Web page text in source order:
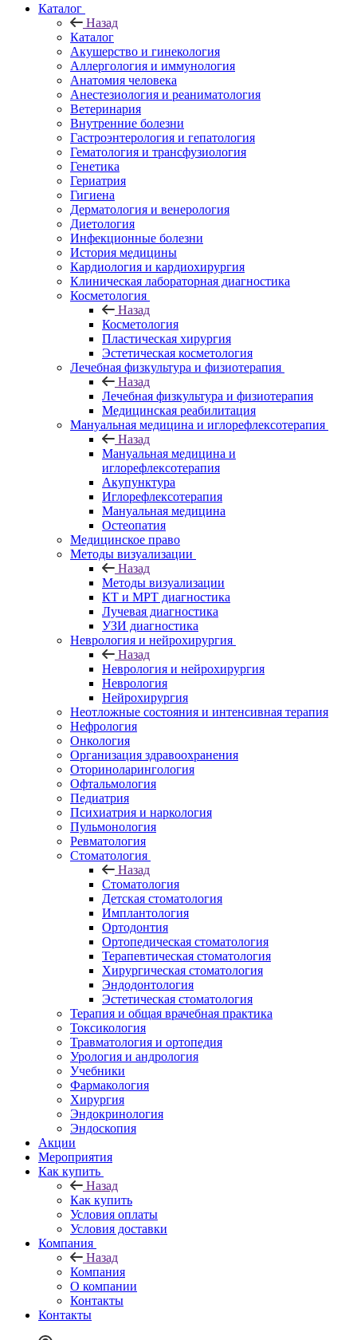
Каталог
Назад
Каталог
Акушерство и гинекология
Аллергология и иммунология
Анатомия человека
Анестезиология и реаниматология
Ветеринария
Внутренние болезни
Гастроэнтерология и гепатология
Гематология и трансфузиология
Генетика
Гериатрия
Гигиена
Дерматология и венерология
Диетология
Инфекционные болезни
История медицины
Кардиология и кардиохирургия
Клиническая лабораторная диагностика
Косметология
Назад
Косметология
Пластическая хирургия
Эстетическая косметология
Лечебная физкультура и физиотерапия
Назад
Лечебная физкультура и физиотерапия
Медицинская реабилитация
Мануальная медицина и иглорефлексотерапия
Назад
Мануальная медицина и
иглорефлексотерапия
Акупунктура
Иглорефлексотерапия
Мануальная медицина
Остеопатия
Медицинское право
Методы визуализации
Назад
Методы визуализации
КТ и МРТ диагностика
Лучевая диагностика
УЗИ диагностика
Неврология и нейрохирургия
Назад
Неврология и нейрохирургия
Неврология
Нейрохирургия
Неотложные состояния и интенсивная терапия
Нефрология
Онкология
Организация здравоохранения
Оториноларингология
Офтальмология
Педиатрия
Психиатрия и наркология
Пульмонология
Ревматология
Стоматология
Назад
Стоматология
Детская стоматология
Имплантология
Ортодонтия
Ортопедическая стоматология
Терапевтическая стоматология
Хирургическая стоматология
Эндодонтология
Эстетическая стоматология
Терапия и общая врачебная практика
Токсикология
Травматология и ортопедия
Урология и андрология
Учебники
Фармакология
Хирургия
Эндокринология
Эндоскопия
Акции
Мероприятия
Как купить
Назад
Как купить
Условия оплаты
Условия доставки
Компания
Назад
Компания
О компании
Контакты
Контакты